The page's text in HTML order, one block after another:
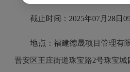
截止时间：2025年07月28日09
地点：福建德晟项目管理有
晋安区王庄街道珠宝路2号珠宝城